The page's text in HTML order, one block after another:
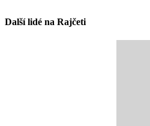
Další lidé na Rajčeti